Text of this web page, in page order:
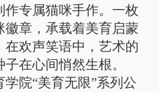
作专属猫咪手作。一枚
徽章，承载着美育启蒙
欢声笑语中，艺术的
在心间悄然生根。
院“美育无限”系列公